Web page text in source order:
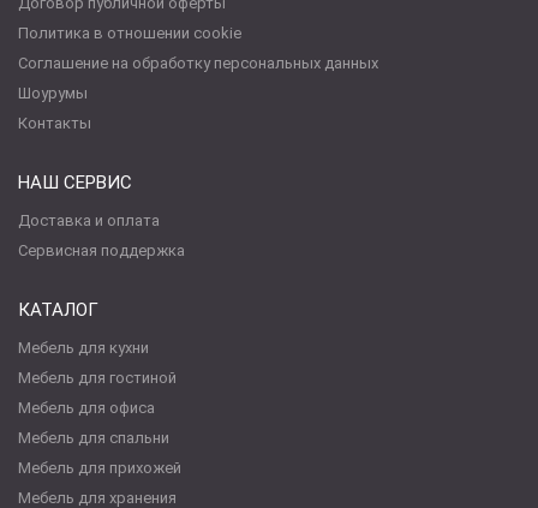
Политика в отношении cookie
Соглашение на обработку персональных данных
Шоурумы
Контакты
НАШ СЕРВИС
Доставка и оплата
Сервисная поддержка
КАТАЛОГ
Мебель для кухни
Мебель для гостиной
Мебель для офиса
Мебель для спальни
Мебель для прихожей
Мебель для хранения